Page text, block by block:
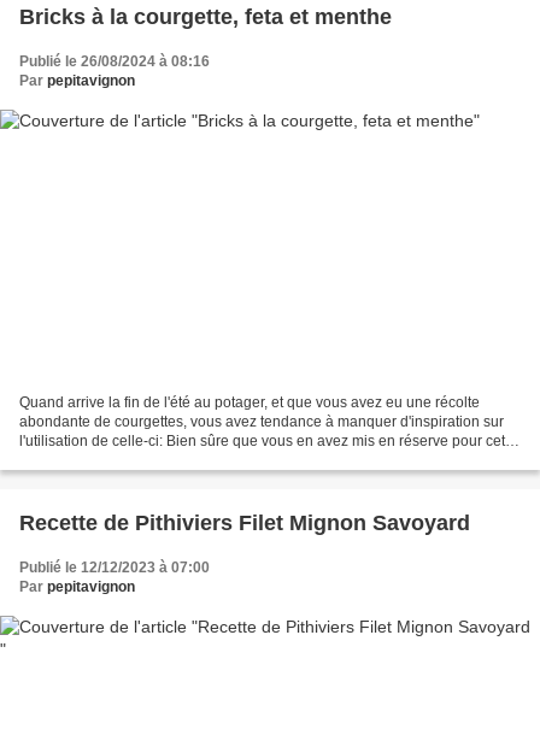
Bricks à la courgette, feta et menthe
Publié le 26/08/2024 à 08:16
Par pepitavignon
Quand arrive la fin de l'été au potager, et que vous avez eu une récolte
abondante de courgettes, vous avez tendance à manquer d'inspiration sur
l'utilisation de celle-ci: Bien sûre que vous en avez mis en réserve pour cet
Recette de Pithiviers Filet Mignon Savoyard
Publié le 12/12/2023 à 07:00
Par pepitavignon